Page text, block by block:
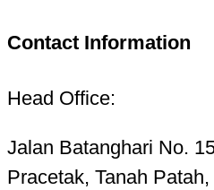
Contact Information
Head Office:
Jalan Batanghari No.
Pracetak, Tanah